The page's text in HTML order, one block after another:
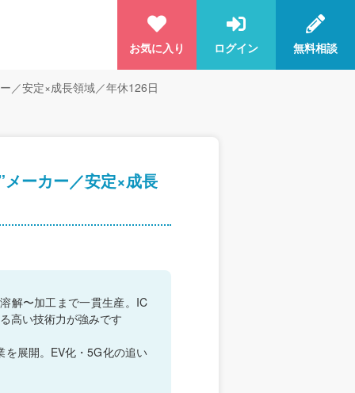
お気に入り
ログイン 無料相談
／安定×成長領域／年休126日
ーカー／安定×成長
解〜加工まで一貫生産。IC
高い技術力が強みです
展開。EV化・5G化の追い